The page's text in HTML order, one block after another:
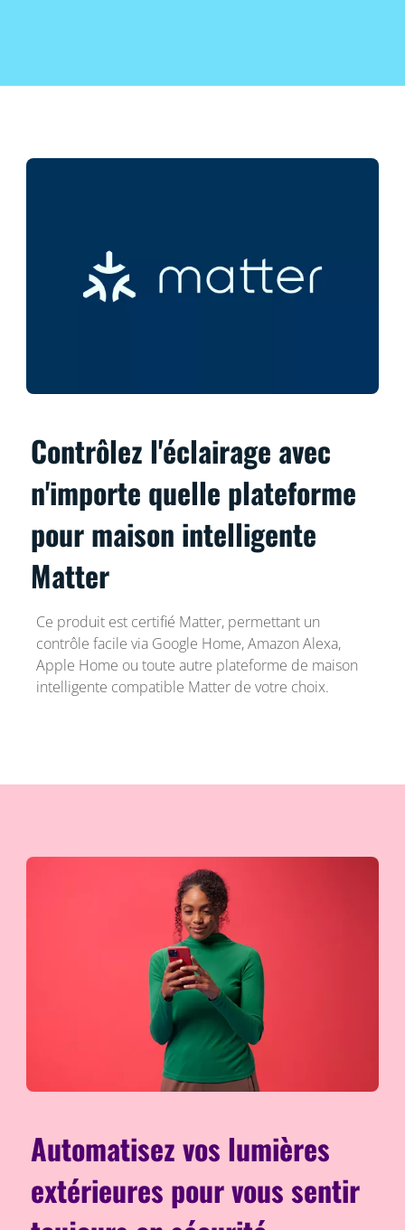
Contrôlez l'éclairage avec
n'importe quelle plateforme
pour maison intelligente
Matter
Ce produit est certifié Matter, permettant un
contrôle facile via Google Home, Amazon Alexa,
Apple Home ou toute autre plateforme de maison
intelligente compatible Matter de votre choix.
Automatisez vos lumières
extérieures pour vous sentir